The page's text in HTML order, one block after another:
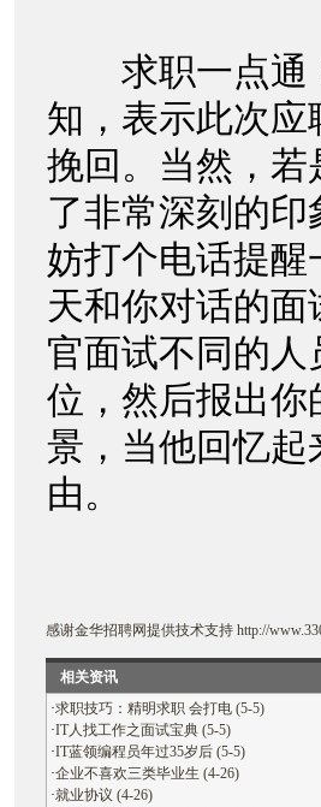
求职一点通
知，表示此次
挽回。当然，
了非常深刻的
妨打个电话提
天和你对话的
官面试不同的
位，然后报出
景，当他回忆
由。
感谢金华招聘网提供技术支持 http://
相关资讯
·求职技巧：精明求职 会打电 (5-5)
·IT人找工作之面试宝典 (5-5)
·IT蓝领编程员年过35岁后 (5-5)
·企业不喜欢三类毕业生 (4-26)
·就业协议 (4-26)